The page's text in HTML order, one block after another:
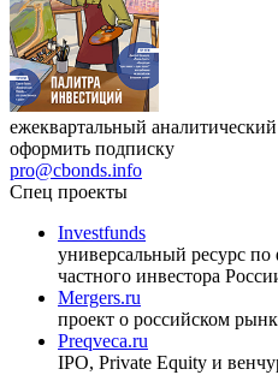
ежеквартальный
оформить подписку
pro@cbonds.info
Спец проекты
Investfunds
универсальный ресурс
частного инвестора
Mergers.ru
проект о российском
Preqveca.ru
IPO, Private Equity и